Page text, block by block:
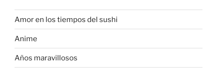
Amor en los tiempos del sushi
Anime
Años maravillosos